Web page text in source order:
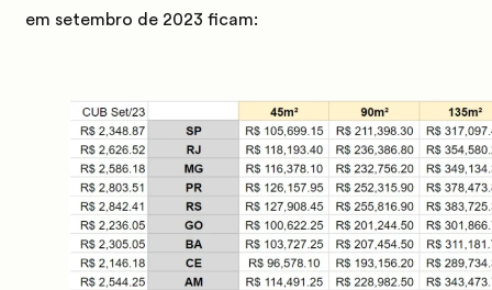
em setembro de 2023 ficam: